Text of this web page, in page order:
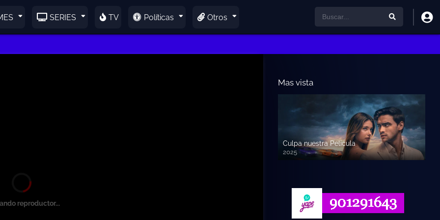
SERIES TV Políticas Otros
reproductor...
Mas vista
Culpa nuestra Pelicula
2025
720p HD